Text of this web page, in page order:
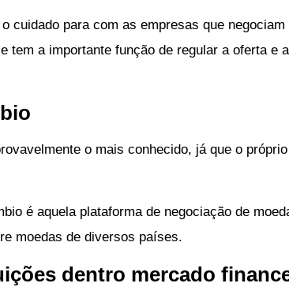
cuidado para com as empresas que negociam
tem a importante função de regular a oferta e
o mais conhecido, já que o
é aquela plataforma de negociação de
moedas de diversos países.
dentro mercado